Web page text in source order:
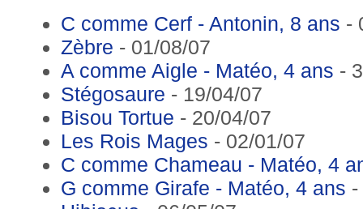
C comme Cerf - Antonin, 8 ans -
Zèbre - 01/08/07
A comme Aigle - Matéo, 4 ans -
Stégosaure - 19/04/07
Bisou Tortue - 20/04/07
Les Rois Mages - 02/01/07
C comme Chameau - Matéo, 4
G comme Girafe - Matéo, 4 ans